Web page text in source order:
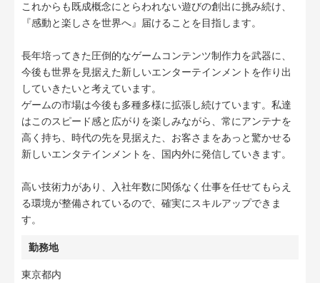
これからも既成概念にとらわれない遊びの創出に挑み続け、
『感動と楽しさを世界へ』届けることを目指します。
長年培ってきた圧倒的なゲームコンテンツ制作力を武器に、
今後も世界を見据えた新しいエンターテインメントを作り出
していきたいと考えています。
ゲームの市場は今後も多種多様に拡張し続けています。私達
はこのスピード感と広がりを楽しみながら、常にアンテナを
高く持ち、時代の先を見据えた、お客さまをあっと驚かせる
新しいエンタテインメントを、国内外に発信していきます。
高い技術力があり、入社年数に関係なく仕事を任せてもらえ
る環境が整備されているので、確実にスキルアップできま
す。
勤務地
東京都内